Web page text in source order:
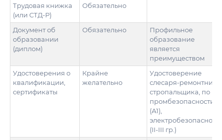
Трудовая книжка
(или СТД-Р)
Обязательно
Документ об
образовании
(диплом)
Обязательно
Профильное
образование
является
преимуществом
Удостоверения о
квалификации,
сертификаты
Крайне
желательно
Удостоверение
слесаря-ремонтника,
стропальщика, по
промбезопасности
(А1),
(II-III гр.)